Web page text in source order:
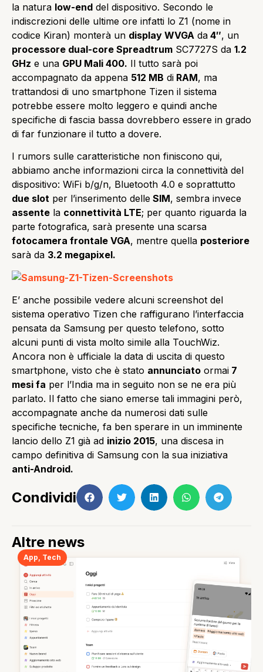
la natura low-end del dispositivo. Secondo le
indiscrezioni delle ultime ore infatti lo Z1 (nome in
codice Kiran) monterà un display WVGA da 4″, un
processore dual-core Spreadtrum SC7727S da 1.2
GHz e una GPU Mali 400. Il tutto sarà poi
accompagnato da appena 512 MB di RAM, ma
trattandosi di uno smartphone Tizen il sistema
potrebbe essere molto leggero e quindi anche
specifiche di fascia bassa dovrebbero essere in grado
di far funzionare il tutto a dovere.
I rumors sulle caratteristiche non finiscono qui,
abbiamo anche informazioni circa la connettività del
dispositivo: WiFi b/g/n, Bluetooth 4.0 e soprattutto
due slot per l’inserimento delle SIM, sembra invece
assente la connettività LTE; per quanto riguarda la
parte fotografica, sarà presente una scarsa
fotocamera frontale VGA, mentre quella posteriore
sarà da 3.2 megapixel.
E’ anche possibile vedere alcuni screenshot del
sistema operativo Tizen che raffigurano l’interfaccia
pensata da Samsung per questo telefono, sotto
alcuni punti di vista molto simile alla TouchWiz.
Ancora non è ufficiale la data di uscita di questo
smartphone, visto che è stato annunciato ormai 7
mesi fa per l’India ma in seguito non se ne era più
parlato. Il fatto che siano emerse tali immagini però,
accompagnate anche da numerosi dati sulle
specifiche tecniche, fa ben sperare in un imminente
lancio dello Z1 già ad inizio 2015, una discesa in
campo definitiva di Samsung con la sua iniziativa
anti-Android.
Condividi
Altre news
App, Tech